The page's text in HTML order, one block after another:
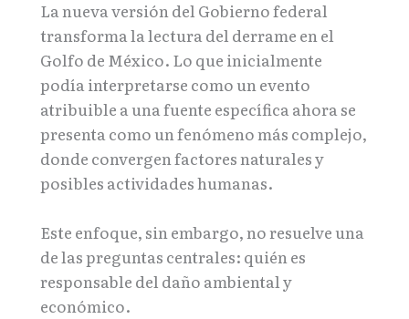
La nueva versión del Gobierno federal
transforma la lectura del derrame en el
Golfo de México. Lo que inicialmente
podía interpretarse como un evento
atribuible a una fuente específica ahora se
presenta como un fenómeno más complejo,
donde convergen factores naturales y
posibles actividades humanas.
Este enfoque, sin embargo, no resuelve una
de las preguntas centrales: quién es
responsable del daño ambiental y
económico.